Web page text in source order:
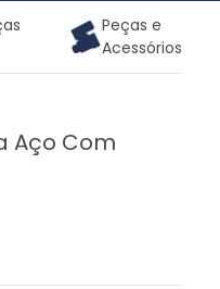
Peças e
Acessórios
Aço Com